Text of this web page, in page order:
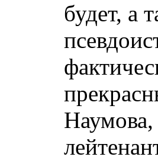
будет, а
Наумова,